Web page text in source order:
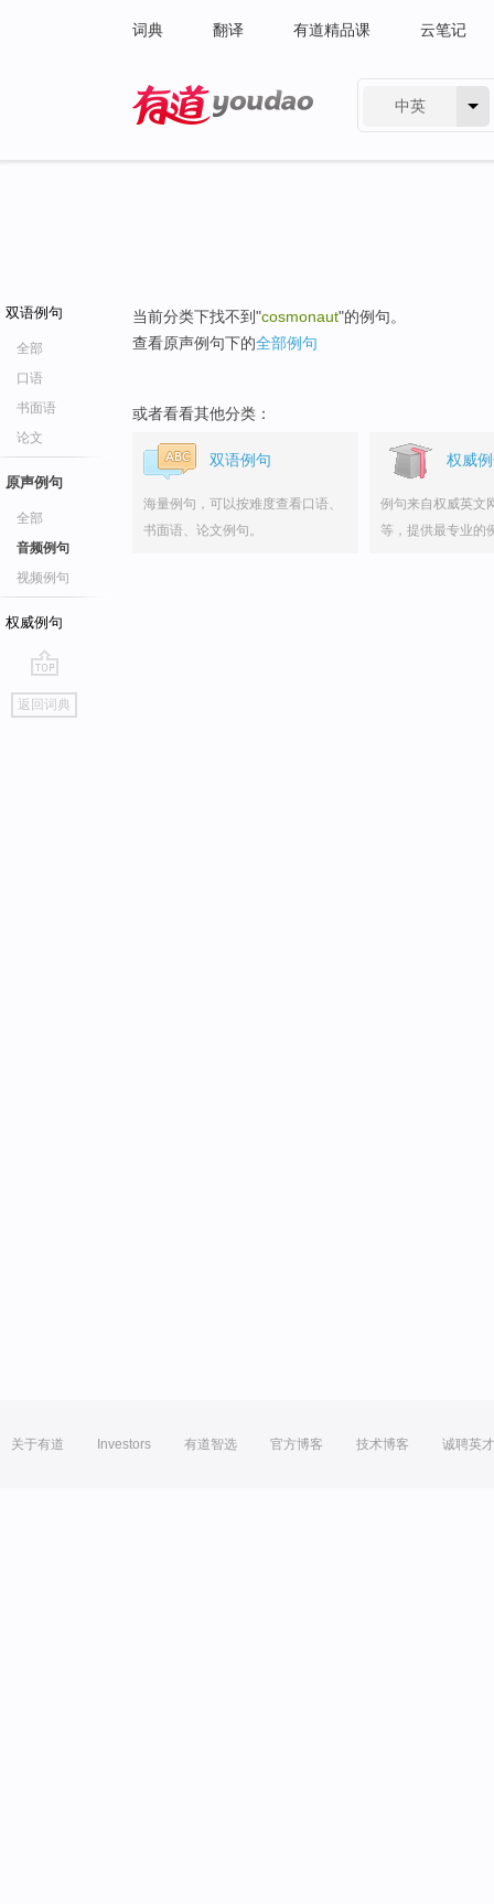
词典 翻译 有道精品课 云笔记
中英
双语例句
全部
口语
书面语
论文
原声例句
全部
音频例句
视频例句
权威例句
go
top
返回词典
当前分类下找不到"cosmonaut"的例句。
查看原声例句下的全部例句
或者看看其他分类：
双语例句
海量例句，可以按难度查看口语、
书面语、论文例句。
权威
例句来自权威英文
等，提供最专业的
关于有道 Investors 有道智选 官方博客 技术博客 诚聘英才